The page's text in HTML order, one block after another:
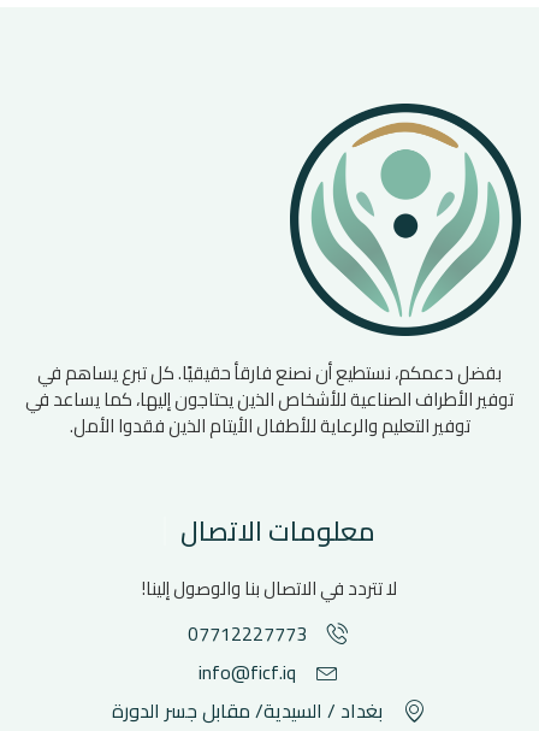
بفضل دعمكم، نستطيع أن نصنع فارقأ حقيقيًا. كل تبرع يساهم في
توفير الأطراف الصناعية للأشخاص الذين يحتاجون إليها، كما يساعد في
توفير التعليم والرعاية للأطفال الأيتام الذين فقدوا الأمل.
معلومات الاتصال
لا تتردد في الاتصال بنا والوصول إلينا!
07712227773
info@ficf.iq
بغداد / السيدية/ مقابل جسر الدورة